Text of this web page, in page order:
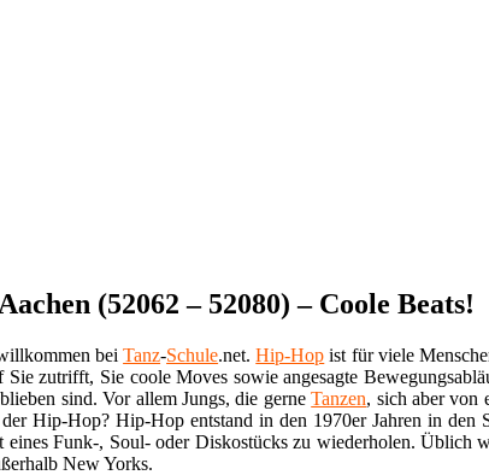
(52062 – 52080) – Coole Beats!
beiTanz-Schule.net.Hip-Hop ist für viele
Sie zutrifft, Sie coole Moves sowie angesagte
sind. Vor allem Jungs, die gerneTanzen, sich aber von
Hip-Hop? Hip-Hop entstand in den 1970er Jahren in
Funk-, Soul- oder Diskostücks zu wiederholen. Üblich
New Yorks.